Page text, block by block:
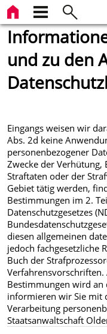
und zu den
Eingangs weisen wir
Abs. 2d keine
personenbezogener
Zwecke der
Straftaten oder der
Gebiet tätig werden,
Bestimmungen im 2.
Datenschutzgesetzes
diesen allgemeinen
jedoch fachgesetzliche
Buch der
Bestimmungen wird an
informieren wir Sie mit
Verarbeitung
Staatsanwaltschaft